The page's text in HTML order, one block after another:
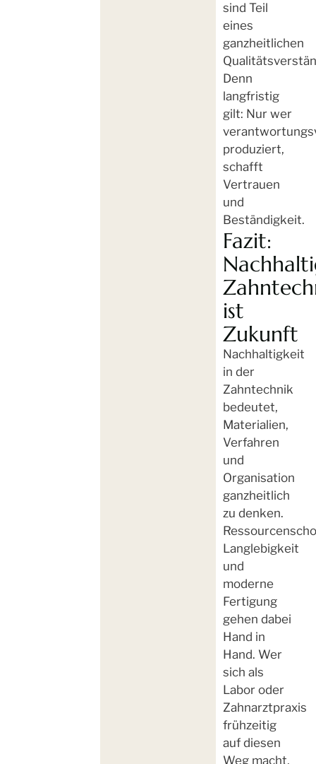
sind Teil
eines
ganzheitlichen
Denn
langfristig
gilt: Nur wer
produziert,
schafft
Vertrauen
und
Beständigkeit.
Fazit:
ist
Zukunft
Nachhaltigkeit
in der
Zahntechnik
bedeutet,
Materialien,
Verfahren
und
Organisation
ganzheitlich
zu denken.
Langlebigkeit
und
moderne
Fertigung
gehen dabei
Hand in
Hand. Wer
sich als
Labor oder
Zahnarztpraxis
frühzeitig
auf diesen
Weg macht,